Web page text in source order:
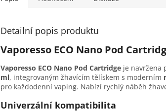
Detailní popis produktu
Vaporesso ECO Nano Pod
Vaporesso ECO Nano Pod Cartridge je navržena
ml, integrovaným žhavícím tělískem s moderním
pro každodenní vaping. Nabízí rychlý náběh
Univerzální kompatibilita